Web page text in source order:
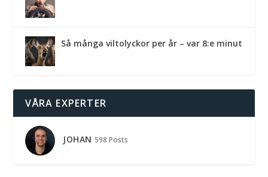
Så många viltolyckor per år – var 8:e minut
VÅRA EXPERTER
JOHAN 598 Posts